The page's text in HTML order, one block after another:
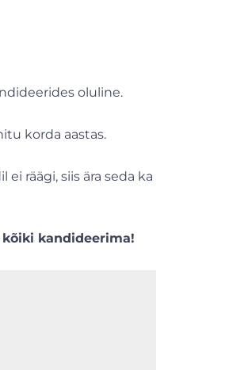
oluline.
korda aastas.
räägi, siis ära seda ka
kandideerima!